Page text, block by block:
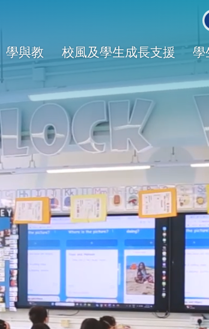
學與教 校風及學生成長支援 學